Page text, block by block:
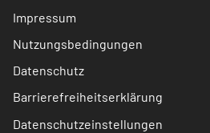
Impressum
Nutzungsbedingungen
Datenschutz
Barrierefreiheitserklärung
Datenschutzeinstellungen